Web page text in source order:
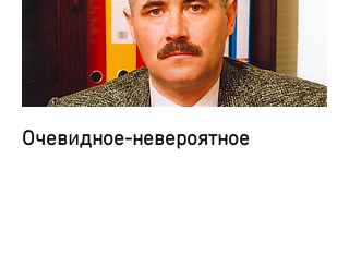
Очевидное-невероятное